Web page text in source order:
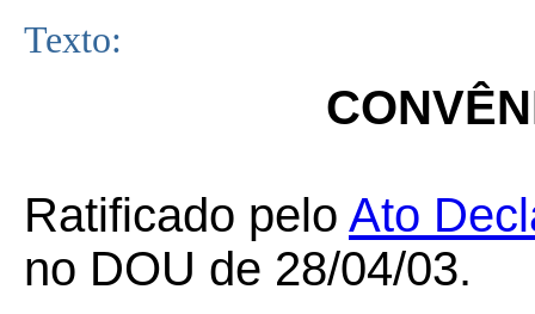
Texto:
Ratificado pelo Ato
no DOU de 28/04/03.